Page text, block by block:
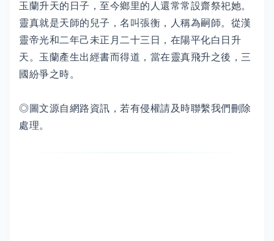
玉蘭升天的日子，至今鄉里的人還常常設齋祭祀她。
靈真就是天師的兒子，名叫張衡，人稱為嗣師。從漢
靈帝光和二年己未正月二十三日，在陽平化白日升
天。玉蘭產生出經書而得道，當在靈真飛升之後，三
國紛爭之時。
◎圖文源自網路資訊，若有侵權請及時聯繫我們刪除
處理。